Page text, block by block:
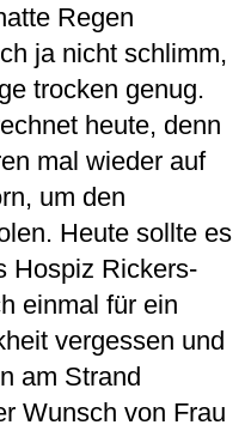
Regen
ja nicht schlimm,
trocken genug.
heute, denn
mal wieder auf
um den
Heute sollte es
Hospiz Rickers-
einmal für ein
vergessen und
am Strand
Wunsch von Frau